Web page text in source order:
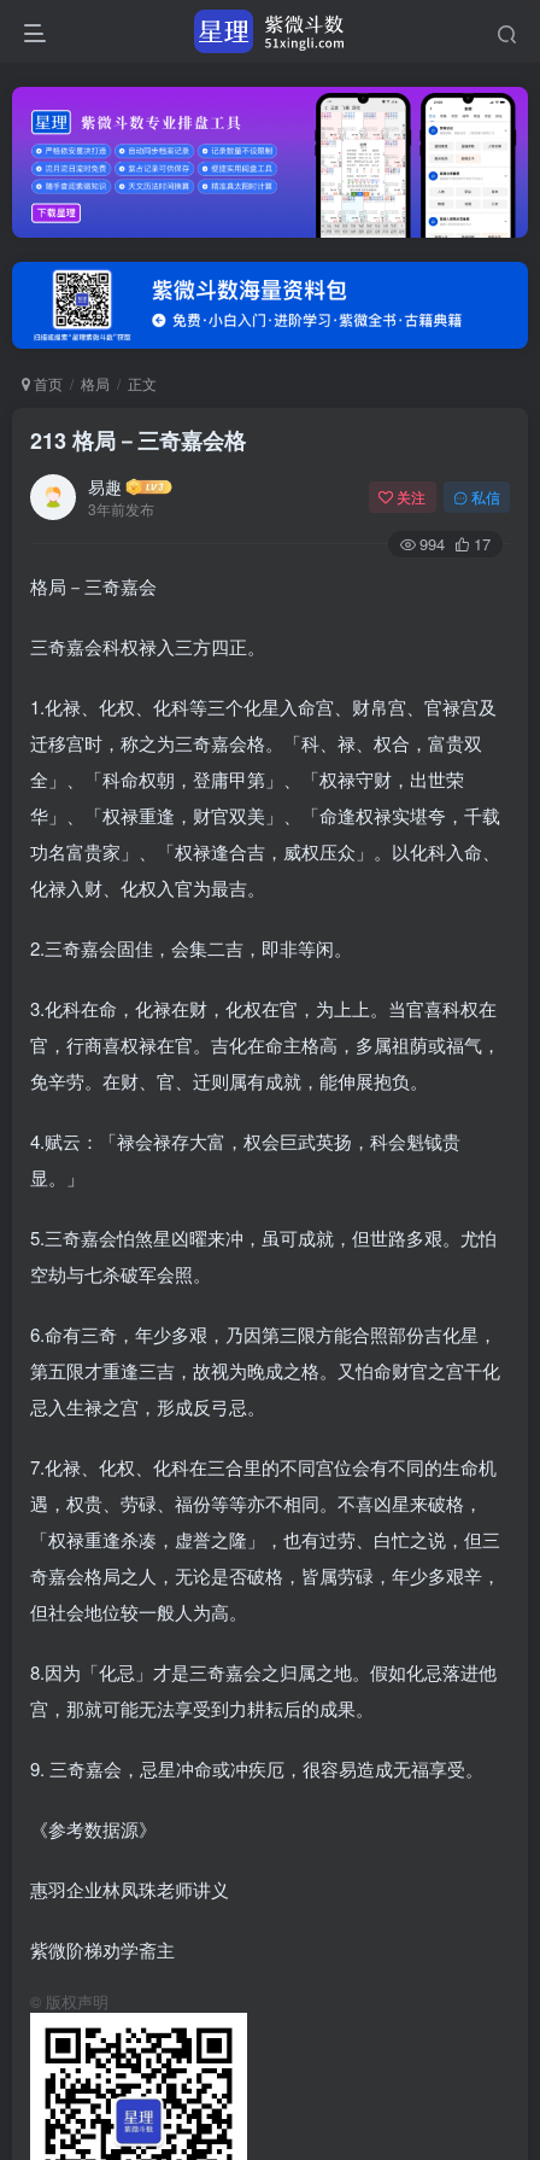
首页 格局 正文
213 格局－三奇嘉会格
易趣
3年前发布
关注 私信
994 17
格局－三奇嘉会
三奇嘉会科权禄入三方四正。
1.化禄、化权、化科等三个化星入命宫、财帛宫、官禄宫及
迁移宫时，称之为三奇嘉会格。「科、禄、权合，富贵双
全」、「科命权朝，登庸甲第」、「权禄守财，出世荣
华」、「权禄重逢，财官双美」、「命逢权禄实堪夸，千载
功名富贵家」、「权禄逢合吉，威权压众」。以化科入命、
化禄入财、化权入官为最吉。
2.三奇嘉会固佳，会集二吉，即非等闲。
3.化科在命，化禄在财，化权在官，为上上。当官喜科权在
官，行商喜权禄在官。吉化在命主格高，多属祖荫或福气，
免辛劳。在财、官、迁则属有成就，能伸展抱负。
4.赋云：「禄会禄存大富，权会巨武英扬，科会魁钺贵
显。」
5.三奇嘉会怕煞星凶曜来冲，虽可成就，但世路多艰。尤怕
空劫与七杀破军会照。
6.命有三奇，年少多艰，乃因第三限方能合照部份吉化星，
第五限才重逢三吉，故视为晚成之格。又怕命财官之宫干化
忌入生禄之宫，形成反弓忌。
7.化禄、化权、化科在三合里的不同宫位会有不同的生命机
遇，权贵、劳碌、福份等等亦不相同。不喜凶星来破格，
「权禄重逢杀凑，虚誉之隆」，也有过劳、白忙之说，但三
奇嘉会格局之人，无论是否破格，皆属劳碌，年少多艰辛，
但社会地位较一般人为高。
8.因为「化忌」才是三奇嘉会之归属之地。假如化忌落进他
宫，那就可能无法享受到力耕耘后的成果。
9. 三奇嘉会，忌星冲命或冲疾厄，很容易造成无福享受。
《参考数据源》
惠羽企业林凤珠老师讲义
紫微阶梯劝学斋主
© 版权声明